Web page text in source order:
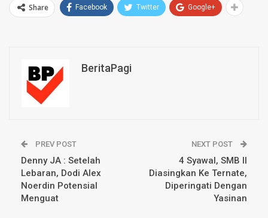
Share Facebook Twitter Google+
BeritaPagi
PREV POST
Denny JA : Setelah
Lebaran, Dodi Alex
Noerdin Potensial
Menguat
NEXT POST
4 Syawal, SMB II
Diasingkan Ke Ternate,
Diperingati Dengan
Yasinan